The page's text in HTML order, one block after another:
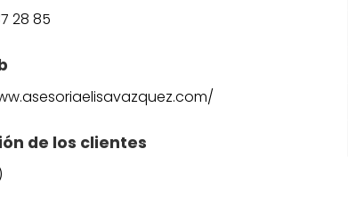
28 85
de los clientes